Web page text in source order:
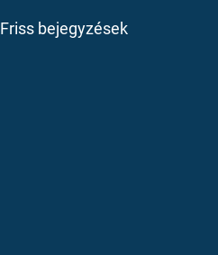
Friss bejegyzések